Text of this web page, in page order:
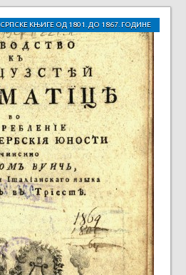
СРПСКЕ КЊИГЕ ОД 1801. ДО 1867. ГОДИНЕ